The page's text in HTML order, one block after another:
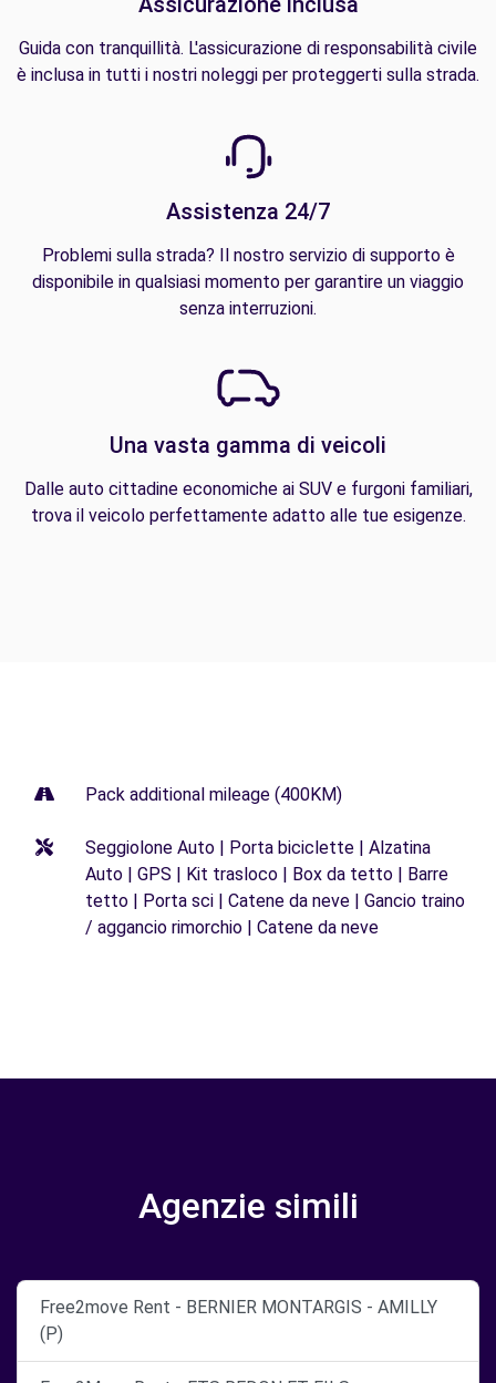
Guida con tranquillità. L'assicurazione di responsabilità civile
è inclusa in tutti i nostri noleggi per proteggerti sulla strada.
Assistenza 24/7
Problemi sulla strada? Il nostro servizio di supporto è
disponibile in qualsiasi momento per garantire un viaggio
senza interruzioni.
Una vasta gamma di veicoli
Dalle auto cittadine economiche ai SUV e furgoni familiari,
trova il veicolo perfettamente adatto alle tue esigenze.
Pack additional mileage (400KM)
Seggiolone Auto | Porta biciclette | Alzatina
Auto | GPS | Kit trasloco | Box da tetto | Barre
tetto | Porta sci | Catene da neve | Gancio traino
/ aggancio rimorchio | Catene da neve
Agenzie simili
Free2move Rent - BERNIER MONTARGIS - AMILLY
(P)